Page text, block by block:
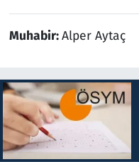
Muhabir:Alper Aytaç